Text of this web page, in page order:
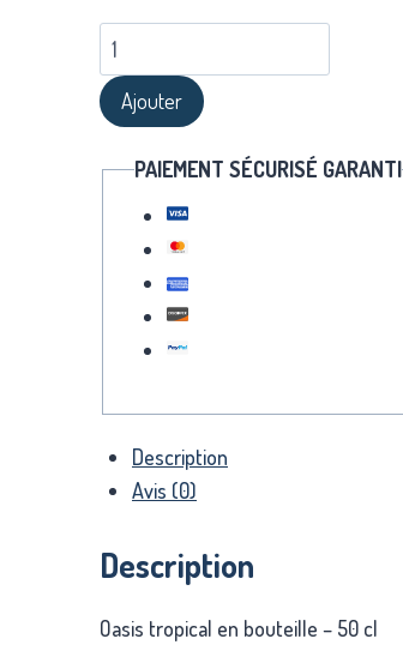
quantité
de
OasisAjouter
PAIEMENT SÉCURISÉ GARANTI
Description
Avis (0)
Description
Oasis tropical en bouteille – 50 cl